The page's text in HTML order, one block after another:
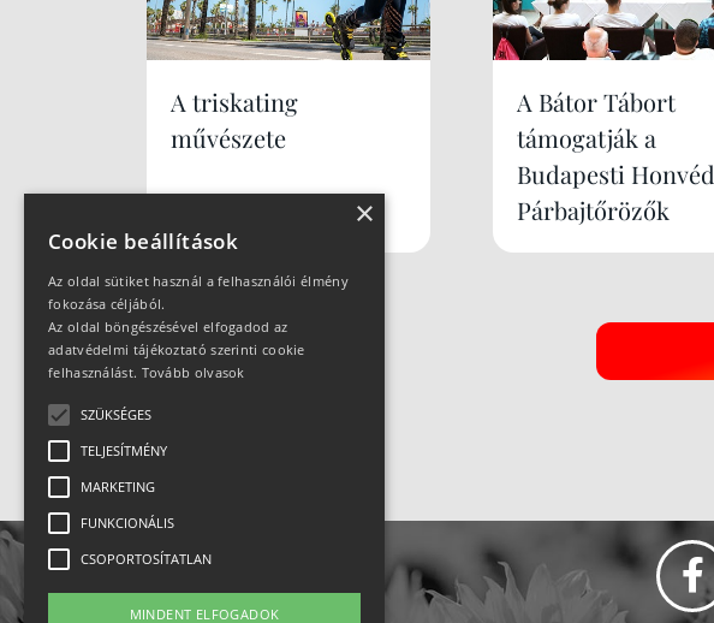
A triskating
művészete
A Bátor Tábort
támogatják a
Budapesti Honvéd
Párbajtőrözők
×
Cookie beállítások
Az oldal sütiket használ a felhasználói élmény
fokozása céljából.
Az oldal böngészésével elfogadod az
adatvédelmi tájékoztató szerinti cookie
felhasználást. Tovább olvasok
SZÜKSÉGES
TELJESÍTMÉNY
MARKETING
FUNKCIONÁLIS
CSOPORTOSÍTATLAN
MINDENT ELFOGADOK